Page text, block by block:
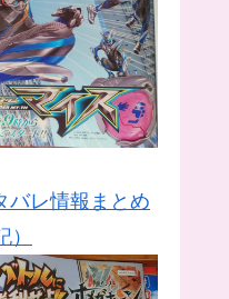
バレ情報まとめ